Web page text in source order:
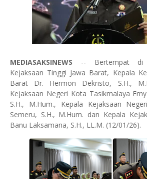
MEDIASAKSINEWS -- Bertempat di
Kejaksaan Tinggi Jawa Barat, Kepala
Barat Dr. Hermon Dekristo, S.H.,
Kejaksaan Negeri Kota Tasikmalaya
S.H., M.Hum., Kepala Kejaksaan
Semeru, S.H., M.Hum. dan Kepala
Banu Laksamana, S.H., LL.M. (12/01/26).